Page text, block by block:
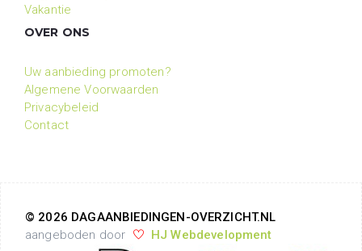
Vakantie
OVER ONS
Uw aanbieding promoten?
Algemene Voorwaarden
Privacybeleid
Contact
© 2026 DAGAANBIEDINGEN-OVERZICHT.NL
aangeboden door
HJ Webdevelopment